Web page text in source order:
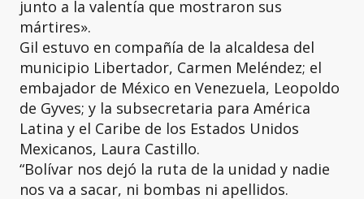
junto a la valentía que mostraron sus
mártires».
Gil estuvo en compañía de la alcaldesa del
municipio Libertador, Carmen Meléndez; el
embajador de México en Venezuela, Leopoldo
de Gyves; y la subsecretaria para América
Latina y el Caribe de los Estados Unidos
Mexicanos, Laura Castillo.
“Bolívar nos dejó la ruta de la unidad y nadie
nos va a sacar, ni bombas ni apellidos.